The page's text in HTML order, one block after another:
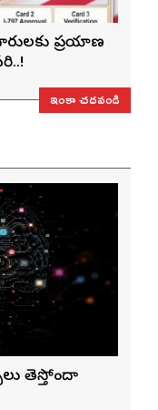
ప్రయాణ
ఇంకా చదవండి
తెస్తోందా